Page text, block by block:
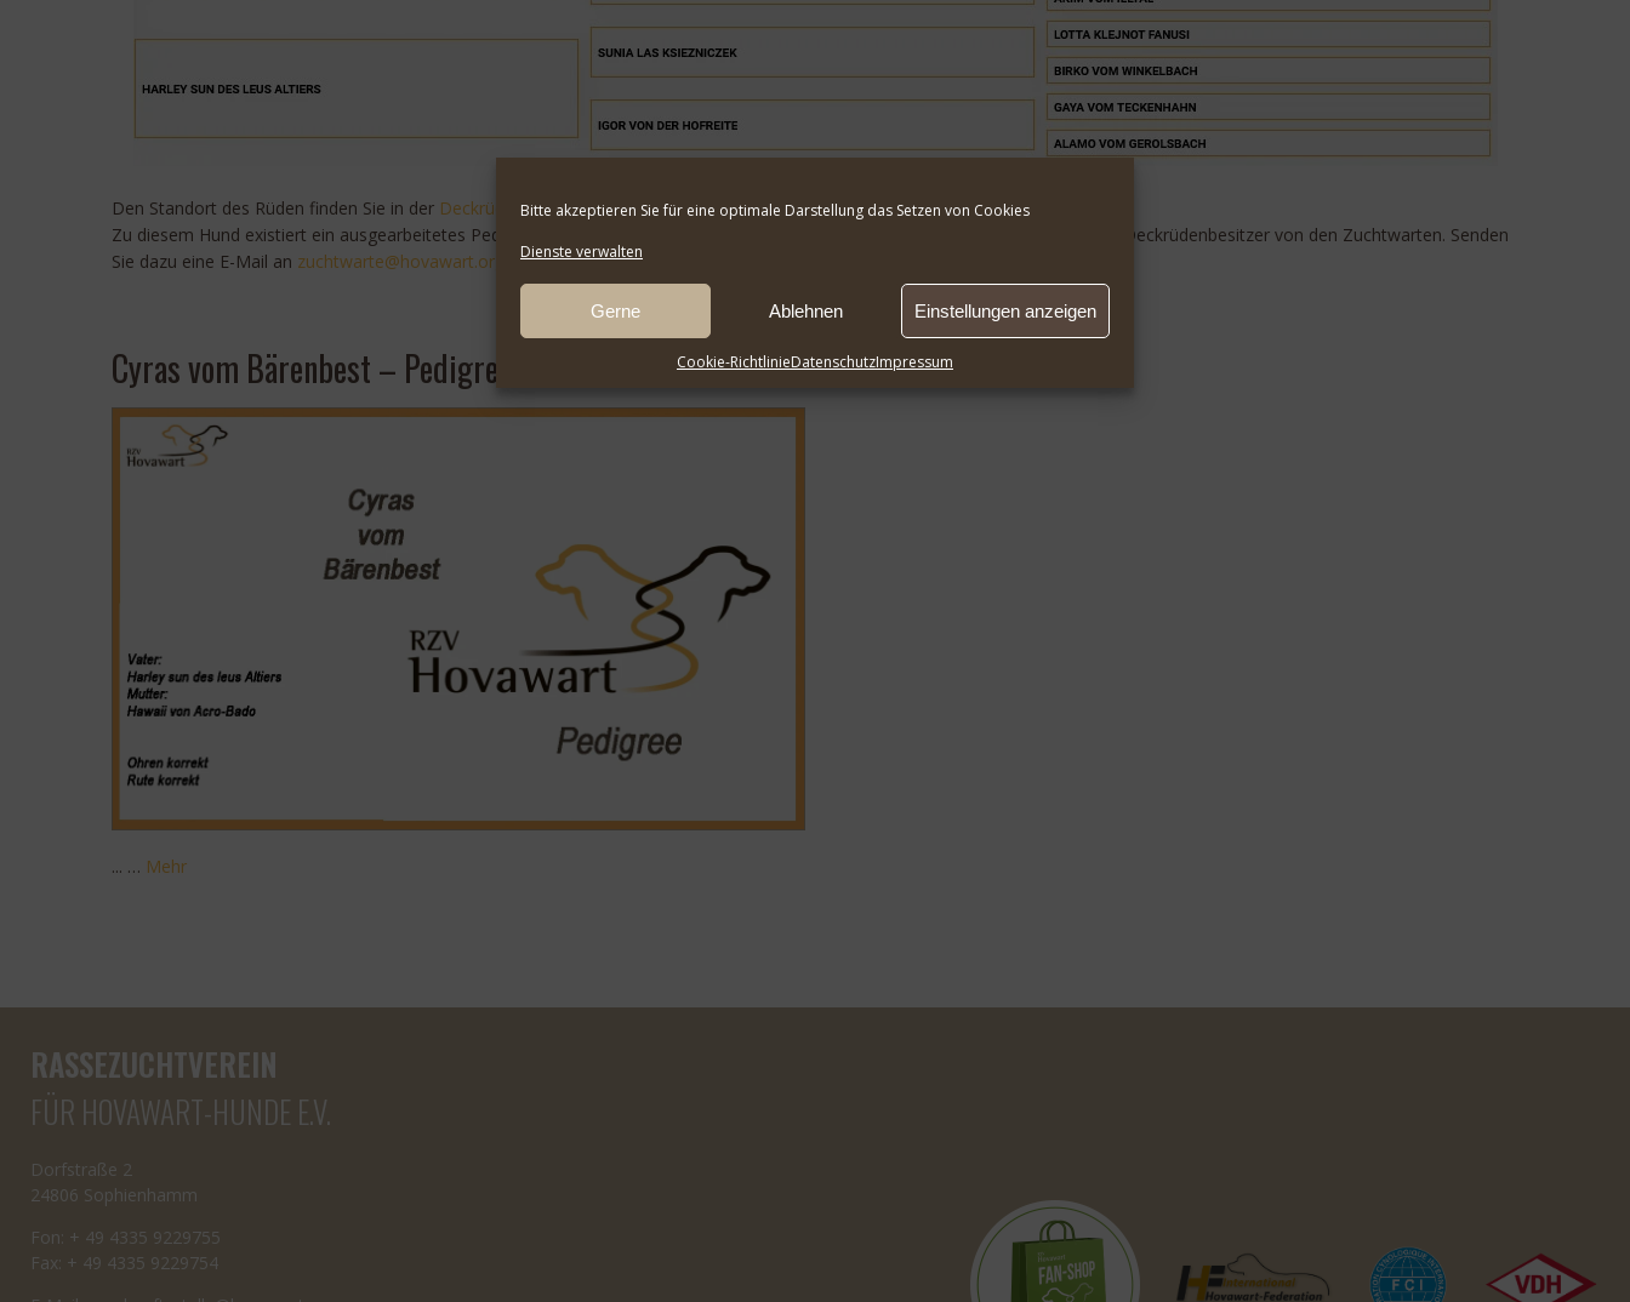
Bitte akzeptieren Sie für eine optimale Darstellung das Setzen von Cookies
Dienste verwalten
Gerne Ablehnen Einstellungen anzeigen
Cookie-RichtlinieDatenschutzImpressum
Den Standort des Rüden finden Sie in der Deckrüdenkarte.
Zu diesem Hund existiert ein ausgearbeitetes Pedigree. Das Pedigree ist passwortgeschützt! Das Passwort erhalten Züchter und Deckrüdenbesitzer von den Zuchtwarten. Senden
Sie dazu eine E-Mail an
gro.t
rawav
oh@et
rawth
cuz
Cyras vom Bärenbest – Pedigree
... … Mehr
RASSEZUCHTVEREIN
FÜR HOVAWART-HUNDE E.V.
Dorfstraße 2
24806 Sophienhamm
Fon: + 49 4335 9229755
Fax: + 49 4335 9229754